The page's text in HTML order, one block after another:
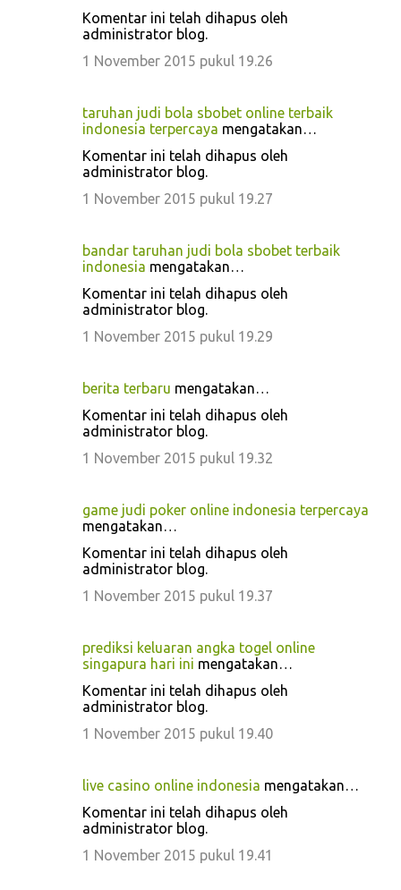
Komentar ini telah dihapus oleh
administrator blog.
1 November 2015 pukul 19.26
taruhan judi bola sbobet online terbaik
indonesia terpercaya mengatakan…
Komentar ini telah dihapus oleh
administrator blog.
1 November 2015 pukul 19.27
bandar taruhan judi bola sbobet terbaik
indonesia mengatakan…
Komentar ini telah dihapus oleh
administrator blog.
1 November 2015 pukul 19.29
berita terbaru mengatakan…
Komentar ini telah dihapus oleh
administrator blog.
1 November 2015 pukul 19.32
game judi poker online indonesia terpercaya
mengatakan…
Komentar ini telah dihapus oleh
administrator blog.
1 November 2015 pukul 19.37
prediksi keluaran angka togel online
singapura hari ini mengatakan…
Komentar ini telah dihapus oleh
administrator blog.
1 November 2015 pukul 19.40
live casino online indonesia mengatakan…
Komentar ini telah dihapus oleh
administrator blog.
1 November 2015 pukul 19.41